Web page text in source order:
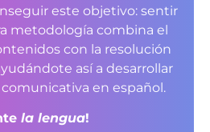
este objetivo: sentir
metodología combina el
con la resolución
así a desarrollar
en español.
la lengua!